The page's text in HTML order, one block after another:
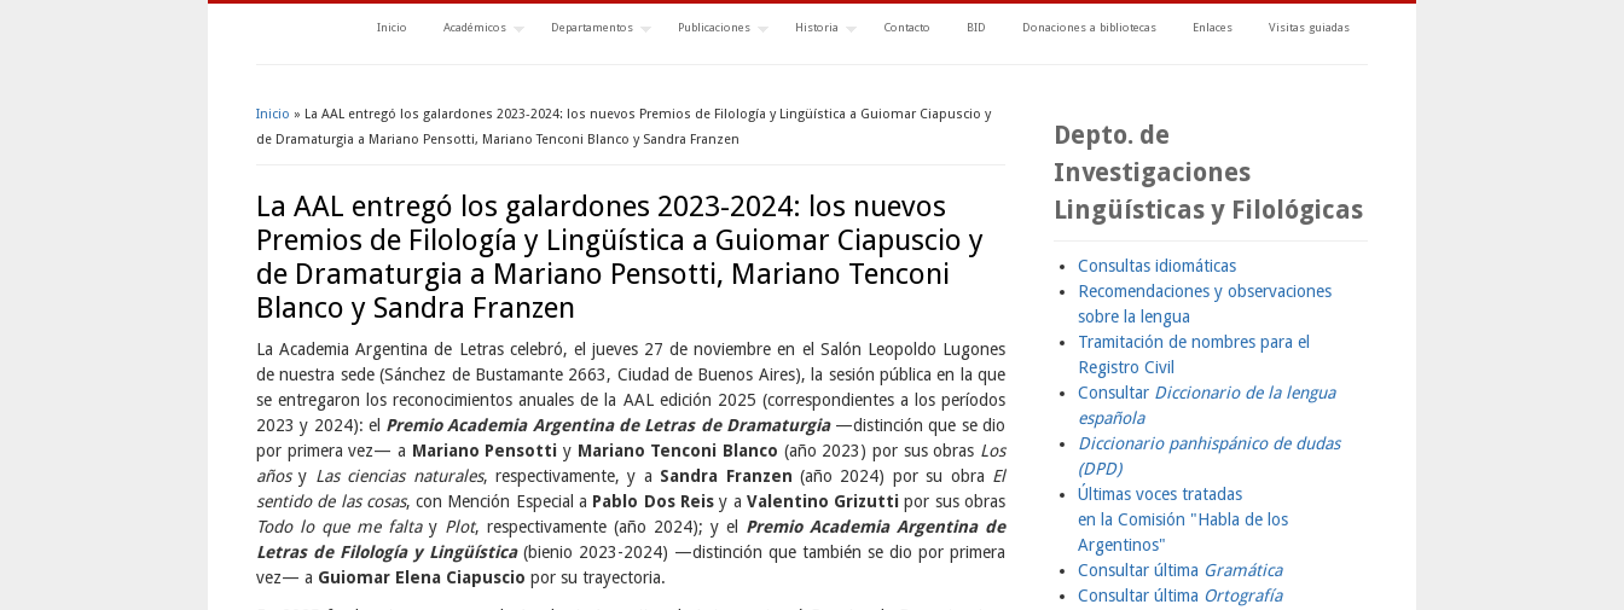
Inicio Académicos Departamentos Publicaciones Historia Contacto BID Donaciones a bibliotecas Enlaces Visitas guiadas
Se encuentra usted aquí
Inicio » La AAL entregó los galardones 2023-2024: los nuevos Premios de Filología y Lingüística a Guiomar Ciapuscio y
de Dramaturgia a Mariano Pensotti, Mariano Tenconi Blanco y Sandra Franzen
La AAL entregó los galardones 2023-2024: los nuevos
Premios de Filología y Lingüística a Guiomar Ciapuscio y
de Dramaturgia a Mariano Pensotti, Mariano Tenconi
Blanco y Sandra Franzen
La Academia Argentina de Letras celebró, el jueves 27 de noviembre en el Salón Leopoldo Lugones
de nuestra sede (Sánchez de Bustamante 2663, Ciudad de Buenos Aires), la sesión pública en la que
se entregaron los reconocimientos anuales de la AAL edición 2025 (correspondientes a los períodos
2023 y 2024): el Premio Academia Argentina de Letras de Dramaturgia—distinción que se dio
por primera vez— a Mariano Pensottiy Mariano Tenconi Blanco (año 2023) por sus obras Los
añosy Las ciencias naturales, respectivamente, y a Sandra Franzen (año 2024) por su obra El
sentido de las cosas, con Mención Especial a Pablo Dos Reisy a Valentino Grizuttipor sus obras
Todo lo que me faltay Plot, respectivamente (año 2024); y el Premio Academia Argentina de
Letras de Filología y Lingüística(bienio 2023-2024) —distinción que también se dio por primera
vez— a Guiomar Elena Ciapuscio por su trayectoria.
Depto. de
Investigaciones
Lingüísticas y Filológicas
Consultas idiomáticas
Recomendaciones y observaciones
sobre la lengua
Tramitación de nombres para el
Registro Civil
Consultar Diccionario de la lengua
española
Diccionario panhispánico de dudas
(DPD)
Últimas voces tratadas
en la Comisión "Habla de los
Argentinos"
Consultar última Gramática
Consultar última Ortografía